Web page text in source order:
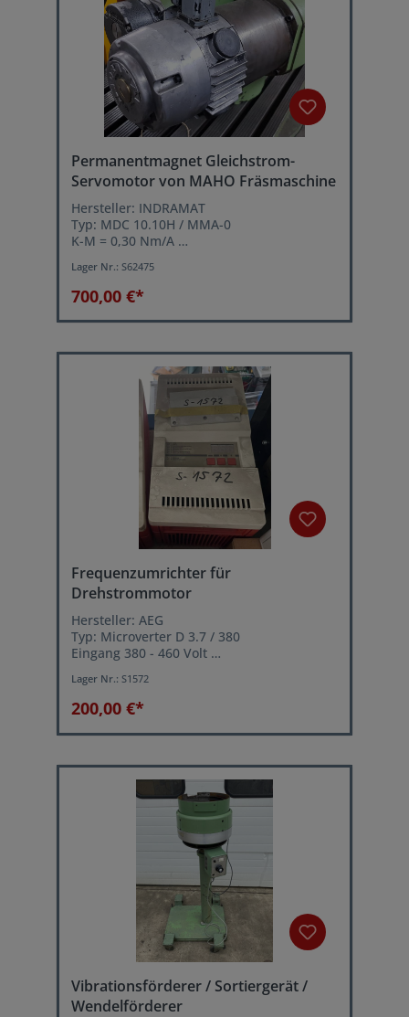
Permanentmagnet Gleichstrom-
Servomotor von MAHO Fräsmaschine
Hersteller: INDRAMAT
Typ: MDC 10.10H / MMA-0
K-M = 0,30 Nm/A
Umax. = 170 Volt
n max = Maximaldrehzahl = 3000 U/min.
Lager Nr.: S62475
700,00 €*
Frequenzumrichter für
Drehstrommotor
Hersteller: AEG
Typ: Microverter D 3.7 / 380
Eingang 380 - 460 Volt
Ausgang 380 - 460 Volt
Nennleistung 3,8 kVA
Lager Nr.: S1572
200,00 €*
Vibrationsförderer / Sortiergerät /
Wendelförderer